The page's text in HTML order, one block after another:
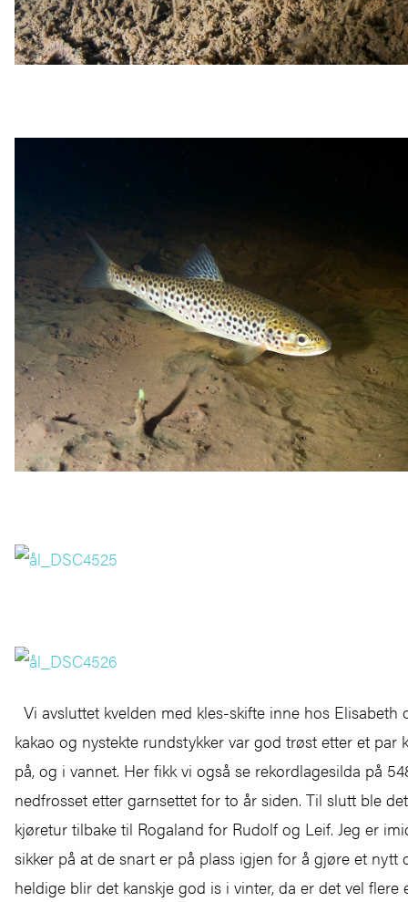
Vi avsluttet kvelden med kles-skifte inne hos Elisabeth
kakao og nystekte rundstykker var god trøst etter et par
på, og i vannet. Her fikk vi også se rekordlagesilda på
nedfrosset etter garnsettet for to år siden. Til slutt ble
kjøretur tilbake til Rogaland for Rudolf og Leif. Jeg er
sikker på at de snart er på plass igjen for å gjøre et nytt
heldige blir det kanskje god is i vinter, da er det vel flere